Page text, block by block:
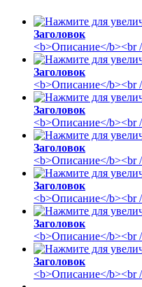
Заголовок
<b>Описание</b><br
Заголовок
<b>Описание</b><br
Заголовок
<b>Описание</b><br
Заголовок
<b>Описание</b><br
Заголовок
<b>Описание</b><br
Заголовок
<b>Описание</b><br
Заголовок
<b>Описание</b><br